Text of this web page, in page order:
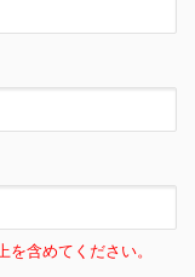
含めてください。